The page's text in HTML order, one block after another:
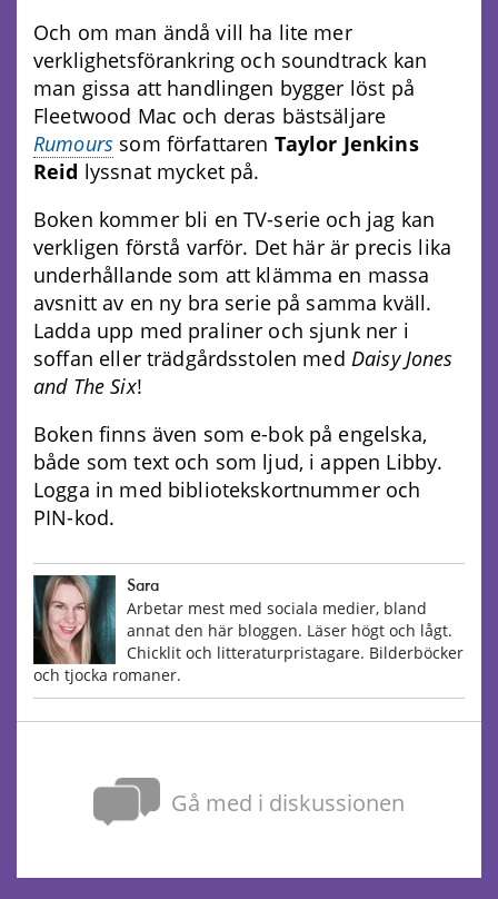
Och om man ändå vill ha lite mer
verklighetsförankring och soundtrack kan
man gissa att handlingen bygger löst på
Fleetwood Mac och deras bästsäljare
Rumours som författaren Taylor Jenkins
Reid lyssnat mycket på.
Boken kommer bli en TV-serie och jag kan
verkligen förstå varför. Det här är precis lika
underhållande som att klämma en massa
avsnitt av en ny bra serie på samma kväll.
Ladda upp med praliner och sjunk ner i
soffan eller trädgårdsstolen med Daisy Jones
and The Six!
Boken finns även som e-bok på engelska,
både som text och som ljud, i appen Libby.
Logga in med bibliotekskortnummer och
PIN-kod.
Sara
Arbetar mest med sociala medier, bland
annat den här bloggen. Läser högt och lågt.
Chicklit och litteraturpristagare. Bilderböcker
och tjocka romaner.
Gå med i diskussionen